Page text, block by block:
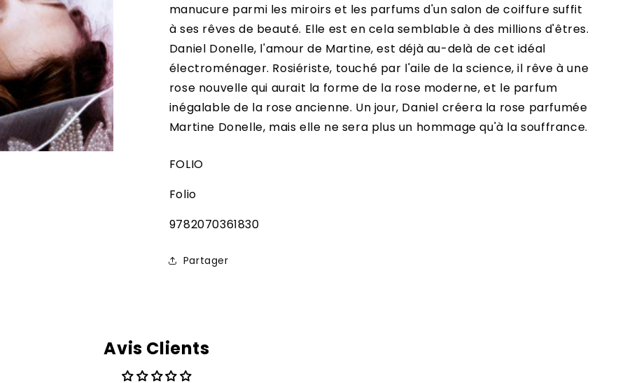
manucure parmi les miroirs et les parfums d'un salon de coiffure suffit
à ses rêves de beauté. Elle est en cela semblable à des millions d'êtres.
Daniel Donelle, l'amour de Martine, est déjà au-delà de cet idéal
électroménager. Rosiériste, touché par l'aile de la science, il rêve à une
rose nouvelle qui aurait la forme de la rose moderne, et le parfum
inégalable de la rose ancienne. Un jour, Daniel créera la rose parfumée
Martine Donelle, mais elle ne sera plus un hommage qu'à la souffrance.
FOLIO
Folio
SKU:
9782070361830
Partager
Avis Clients